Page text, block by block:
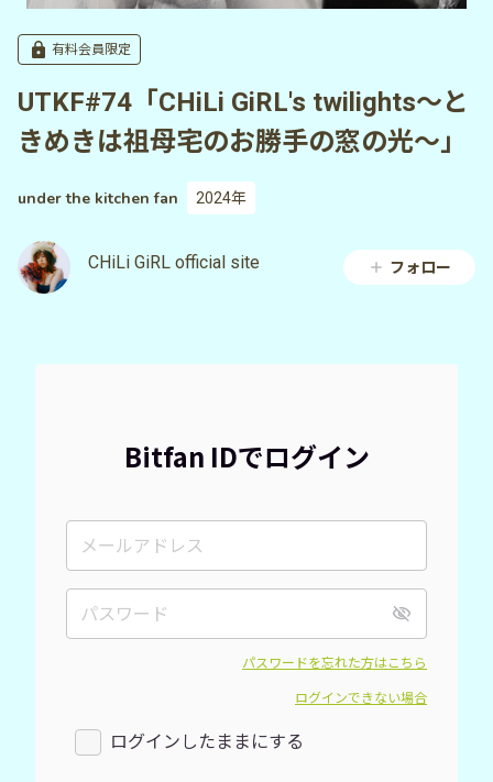
有料会員限定
UTKF#74「CHiLi GiRL's twilights〜と
きめきは祖母宅のお勝手の窓の光〜」
under the kitchen fan 2024年
CHiLi GiRL official site フォロー
Bitfan IDでログイン
パスワードを忘れた方はこちら
ログインできない場合
ログインしたままにする